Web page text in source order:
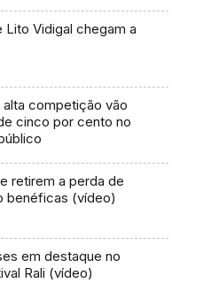
Lito Vidigal chegam a
competição vão
cinco por cento no
retirem a perda de
benéficas (vídeo)
em destaque no
Rali (vídeo)